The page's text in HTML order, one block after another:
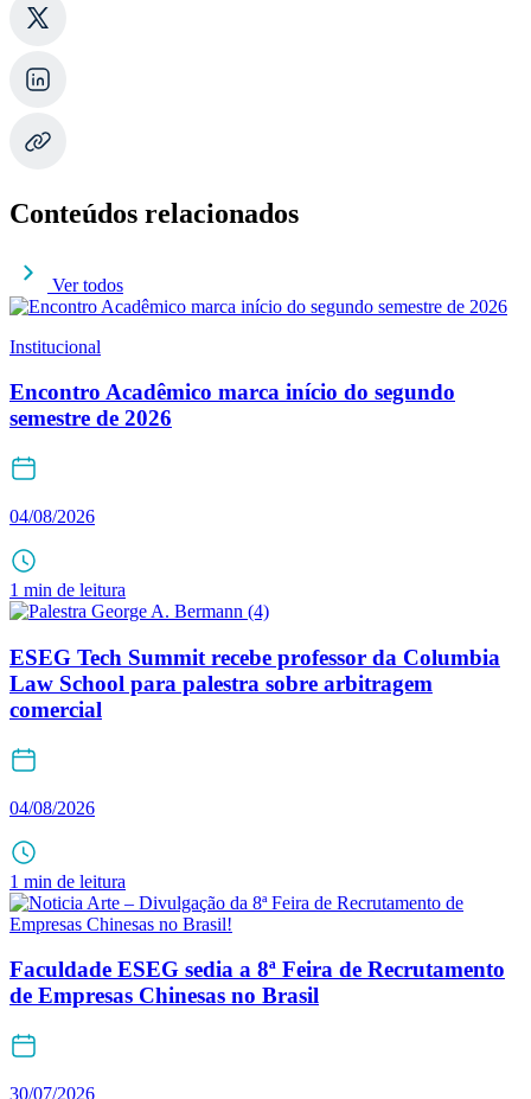
Conteúdos relacionados
Ver todos
Institucional
Encontro Acadêmico marca início do segundo
semestre de 2026
04/08/2026
1 min de leitura
ESEG Tech Summit recebe professor da Columbia
Law School para palestra sobre arbitragem
comercial
04/08/2026
1 min de leitura
Faculdade ESEG sedia a 8ª Feira de Recrutamento
de Empresas Chinesas no Brasil
30/07/2026